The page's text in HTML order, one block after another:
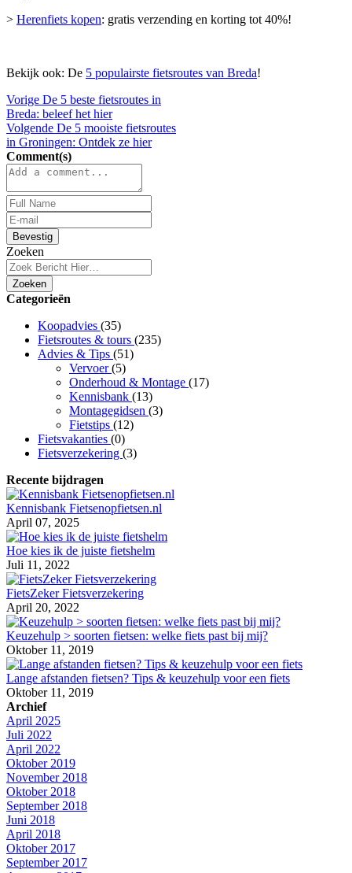
> Herenfiets kopen: gratis verzending en korting tot 40%!
Bekijk ook: De 5 populairste fietsroutes van Breda!
Vorige De 5 beste fietsroutes in
Breda: beleef het hier
Volgende De 5 mooiste fietsroutes
in Groningen: Ontdek ze hier
Comment(s)
Bevestig
Zoeken
Zoeken
Categorieën
Koopadvies (35)
Fietsroutes & tours (235)
Advies & Tips (51)
Vervoer(5)
Onderhoud & Montage (17)
Kennisbank (13)
Montagegidsen (3)
Fietstips (12)
Fietsvakanties (0)
Fietsverzekering (3)
Recente bijdragen
Kennisbank Fietsenopfietsen.nl
April 07, 2025
Hoe kies ik de juiste fietshelm
Juli 11, 2022
FietsZeker Fietsverzekering
April 20, 2022
Keuzehulp > soorten fietsen: welke fiets past bij mij?
Oktober 11, 2019
Lange afstanden fietsen? Tips & keuzehulp voor een fiets
Oktober 11, 2019
Archief
April 2025
Juli 2022
April 2022
Oktober 2019
November 2018
Oktober 2018
September 2018
Juni 2018
April 2018
Oktober 2017
September 2017